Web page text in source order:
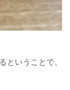
ということで、